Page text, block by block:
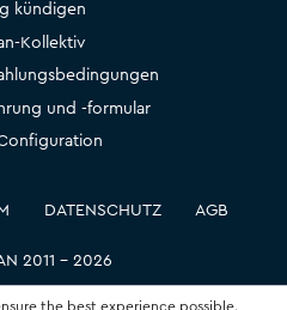
kündigen
Kollektiv
und -formular
2011 – 2026
DATENSCHUTZ AGB
the best experience possible.